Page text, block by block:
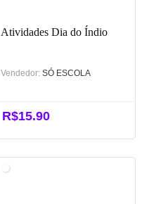
Atividades Dia do Índio
Vendedor: SÓ ESCOLA
R$15.90